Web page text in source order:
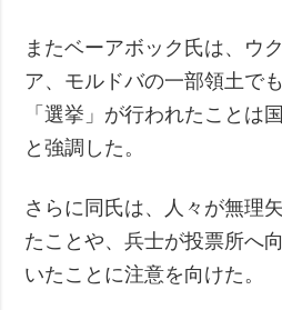
またベーアボック氏は、ウ
ア、モルドバの一部領土で
「選挙」が行われたことは
と強調した。
さらに同氏は、人々が無理
たことや、兵士が投票所へ
いたことに注意を向けた。